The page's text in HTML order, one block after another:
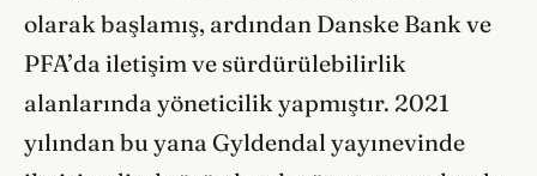
olarak başlamış, ardından Danske Bank ve
PFA’da iletişim ve sürdürülebilirlik
alanlarında yöneticilik yapmıştır. 2021
yılından bu yana Gyldendal yayınevinde